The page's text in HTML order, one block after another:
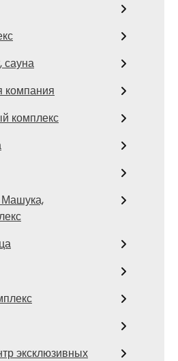
сауна
компания
комплекс
эксклюзивных